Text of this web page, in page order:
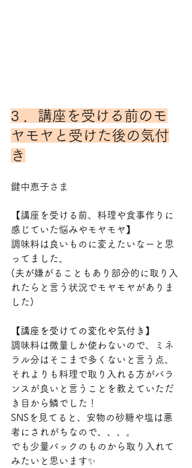
3 ．講座を受ける前のモ
ヤモヤと受けた後の気付
き
鍵中恵子さま
【講座を受ける前、料理や食事作りに
感じていた悩みやモヤモヤ】
調味料は良いものに変えたいなーと思
ってました。
(夫が嫌がることもあり部分的に取り入
れたらと言う状況でモヤモヤがありま
した)
【講座を受けての変化や気付き】
調味料は微量しか使わないので、ミネ
ラル分はそこまで多くないと言う点、
それよりも料理で取り入れる方がバラ
ンスが良いと言うことを教えていただ
き目から鱗でした！
SNSを見てると、安物の砂糖や塩は悪
者にされがちなので、、、。
でも少量パックのものから取り入れて
みたいと思います✨